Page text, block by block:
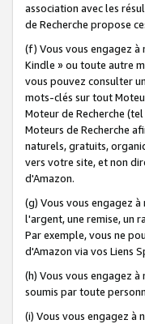
association avec les
de Recherche propose
(f) Vous vous engagez à
Kindle » ou toute autre
vous pouvez consulter
mots-clés sur tout
Moteur de Recherche
Moteurs de Recherche
naturels, gratuits,
vers votre site, et non
d'Amazon.
(g) Vous vous engagez
l'argent, une remise, un
Par exemple, vous ne
d'Amazon via vos Liens
(h) Vous vous engagez
soumis par toute
(i) Vous vous engagez à